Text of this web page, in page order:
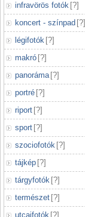
infravörös fotók [?]
koncert - színpad [?]
légifotók [?]
makró [?]
panoráma [?]
portré [?]
riport [?]
sport [?]
szociofotók [?]
tájkép [?]
tárgyfotók [?]
természet [?]
utcaifotók [?]